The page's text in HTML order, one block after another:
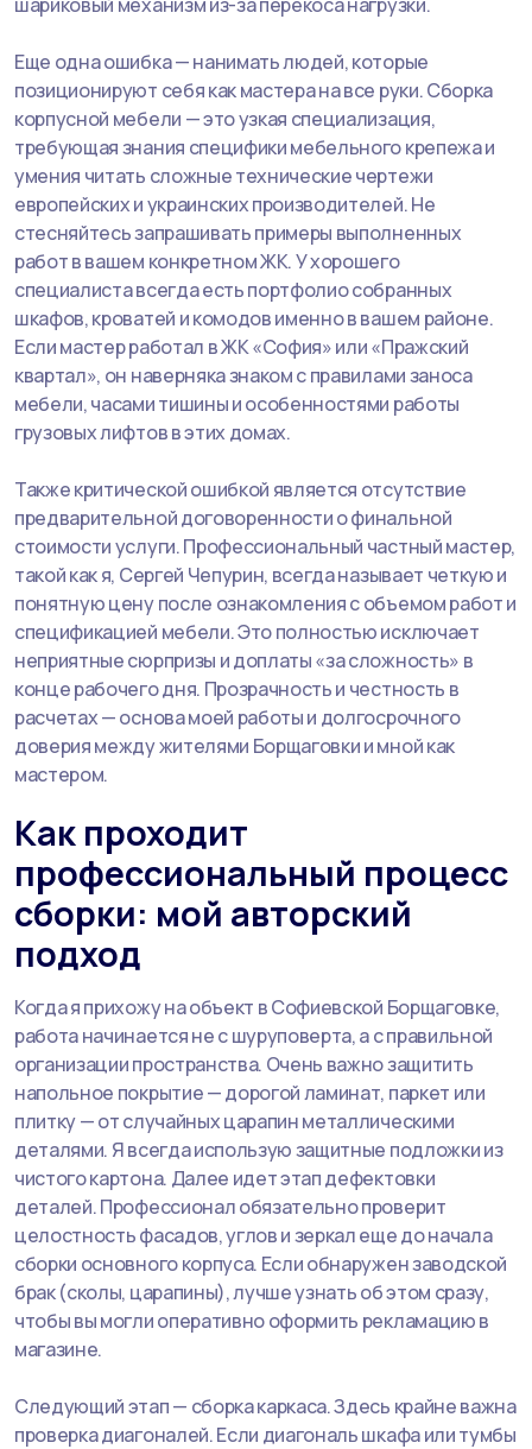
Еще одна ошибка — нанимать людей, которые
позиционируют себя как мастера на все руки. Сборка
корпусной мебели — это узкая специализация,
требующая знания специфики мебельного крепежа и
умения читать сложные технические чертежи
европейских и украинских производителей. Не
стесняйтесь запрашивать примеры выполненных
работ в вашем конкретном ЖК. У хорошего
специалиста всегда есть портфолио собранных
шкафов, кроватей и комодов именно в вашем районе.
Если мастер работал в ЖК «София» или «Пражский
квартал», он наверняка знаком с правилами заноса
мебели, часами тишины и особенностями работы
грузовых лифтов в этих домах.
Также критической ошибкой является отсутствие
предварительной договоренности о финальной
стоимости услуги. Профессиональный частный мастер,
такой как я, Сергей Чепурин, всегда называет четкую и
понятную цену после ознакомления с объемом работ и
спецификацией мебели. Это полностью исключает
неприятные сюрпризы и доплаты «за сложность» в
конце рабочего дня. Прозрачность и честность в
расчетах — основа моей работы и долгосрочного
доверия между жителями Борщаговки и мной как
мастером.
Как проходит
профессиональный процесс
сборки: мой авторский
подход
Когда я прихожу на объект в Софиевской Борщаговке,
работа начинается не с шуруповерта, а с правильной
организации пространства. Очень важно защитить
напольное покрытие — дорогой ламинат, паркет или
плитку — от случайных царапин металлическими
деталями. Я всегда использую защитные подложки из
чистого картона. Далее идет этап дефектовки
деталей. Профессионал обязательно проверит
целостность фасадов, углов и зеркал еще до начала
сборки основного корпуса. Если обнаружен заводской
брак (сколы, царапины), лучше узнать об этом сразу,
чтобы вы могли оперативно оформить рекламацию в
магазине.
Следующий этап — сборка каркаса. Здесь крайне важна
проверка диагоналей. Если диагональ шкафа или тумбы